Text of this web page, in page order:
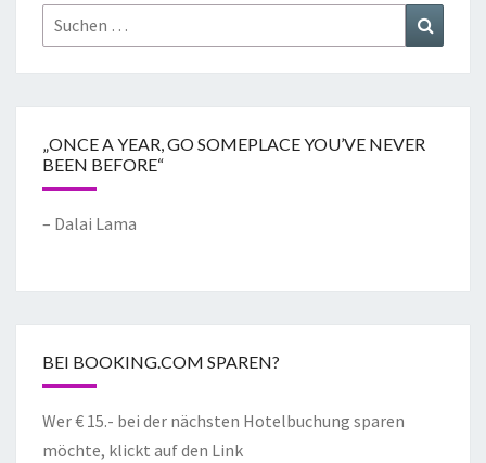
„ONCE A YEAR, GO SOMEPLACE YOU’VE NEVER
BEEN BEFORE“
– Dalai Lama
BEI BOOKING.COM SPAREN?
Wer € 15.- bei der nächsten Hotelbuchung sparen
möchte, klickt auf den Link